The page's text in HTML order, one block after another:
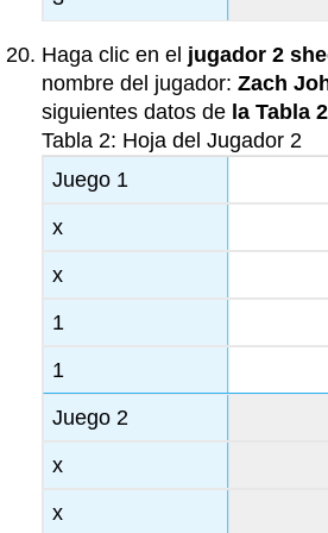
Haga clic en el jugador 2
nombre del jugador:Zach
siguientes datos de la Tabla 2
Tabla 2: Hoja del Jugador 2
Juego 1
x
x
1
1
Juego 2
x
x